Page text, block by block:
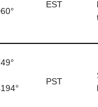
EST
PST